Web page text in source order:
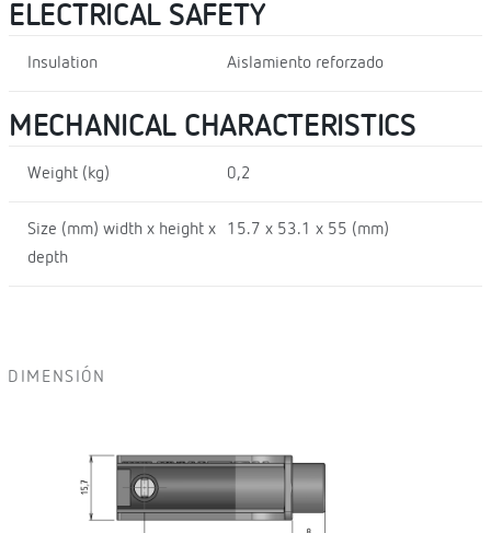
ELECTRICAL SAFETY
Insulation Aislamiento reforzado
MECHANICAL CHARACTERISTICS
Weight (kg) 0,2
Size (mm) width x height x
depth
15.7 x 53.1 x 55 (mm)
DIMENSIÓN